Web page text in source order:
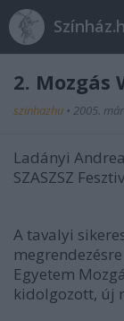
2. Mozgás
szinhazhu • 2005.
Ladányi
SZASZSZ
A tavalyi
Egyetem
kidolgozott, új